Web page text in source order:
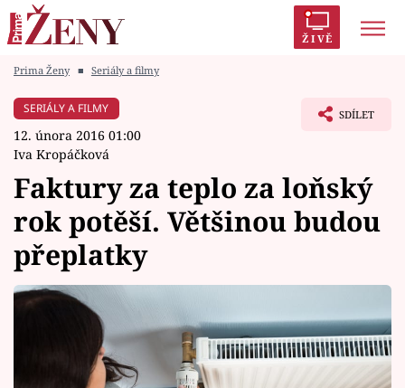
ŽIVĚ
Módní alarm
Témata
Celebrity
Prima Ženy ■ Seriály a filmy
SERIÁLY A FILMY
12. února 2016 01:00
Iva Kropáčková
SDÍLET
Faktury za teplo za loňský
rok potěší. Většinou budou
přeplatky